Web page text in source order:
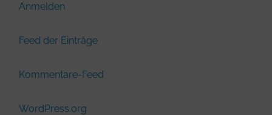
Anmelden
Feed der Einträge
Kommentare-Feed
WordPress.org